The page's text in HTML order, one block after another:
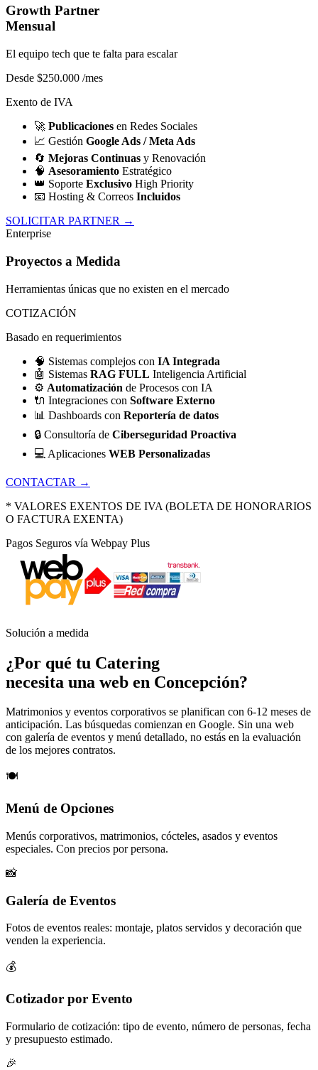
Growth Partner
Mensual
El equipo tech que te falta para escalar
Desde $250.000 /mes
Exento de IVA
🚀 Publicaciones en Redes Sociales
📈 Gestión Google Ads / Meta Ads
🔄 Mejoras Continuas y Renovación
🧠 Asesoramiento Estratégico
👑 Soporte Exclusivo High Priority
📧 Hosting & Correos Incluidos
SOLICITAR PARTNER →
Enterprise
Proyectos a Medida
Herramientas únicas que no existen en el mercado
COTIZACIÓN
Basado en requerimientos
🧠 Sistemas complejos con IA Integrada
🤖 Sistemas RAG FULL Inteligencia Artificial
⚙️ Automatización de Procesos con IA
🔌 Integraciones con Software Externo
📊 Dashboards con Reportería de datos
🔒 Consultoría de Ciberseguridad Proactiva
💻 Aplicaciones WEB Personalizadas
CONTACTAR →
* VALORES EXENTOS DE IVA (BOLETA DE HONORARIOS
O FACTURA EXENTA)
Pagos Seguros vía Webpay Plus
Solución a medida
¿Por qué tu Catering
necesita una web en Concepción?
Matrimonios y eventos corporativos se planifican con 6-12 meses de
anticipación. Las búsquedas comienzan en Google. Sin una web
con galería de eventos y menú detallado, no estás en la evaluación
de los mejores contratos.
🍽️
Menú de Opciones
Menús corporativos, matrimonios, cócteles, asados y eventos
especiales. Con precios por persona.
📸
Galería de Eventos
Fotos de eventos reales: montaje, platos servidos y decoración que
venden la experiencia.
💰
Cotizador por Evento
Formulario de cotización: tipo de evento, número de personas, fecha
y presupuesto estimado.
🎉